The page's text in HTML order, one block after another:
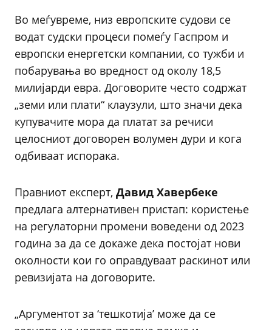
Во меѓувреме, низ европските судови се
водат судски процеси помеѓу Гаспром и
европски енергетски компании, со тужби и
побарувања во вредност од околу 18,5
милијарди евра. Договорите често содржат
„земи или плати“ клаузули, што значи дека
купувачите мора да платат за речиси
целосниот договорен волумен дури и кога
одбиваат испорака.
Правниот експерт, Давид Хавербеке
предлага алтернативен пристап: користење
на регулаторни промени воведени од 2023
година за да се докаже дека постојат нови
околности кои го оправдуваат раскинот или
ревизијата на договорите.
„Аргументот за ‘тешкотија’ може да се